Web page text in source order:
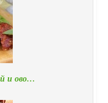
и ово…